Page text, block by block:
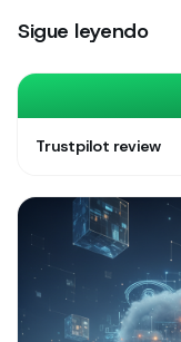
Sigue leyendo
Trustpilot review